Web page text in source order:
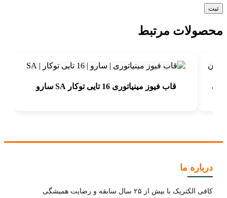
محصولات مرتبط
قاب فیوز مینیاتوری 16 تایی توکار SA سارو
درباره ما
کافی الکتریک با بیش از ۲۵ سال سابقه و رضایت همیشگی